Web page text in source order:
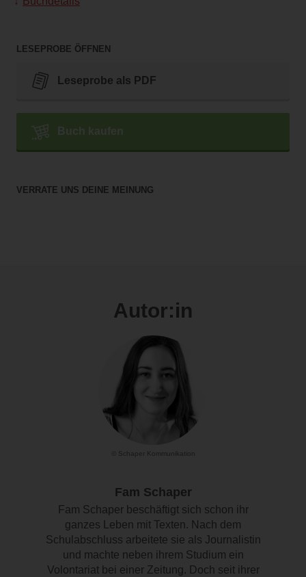
LESEPROBE ÖFFNEN
Leseprobe als PDF
Buch kaufen
VERRATE UNS DEINE MEINUNG
Autor:in
© Schaper Kommunikation
Fam Schaper
Fam Schaper beschäftigt sich schon ihr
ganzes Leben mit Texten. Nach dem
Schulabschluss arbeitete sie als Journalistin
und machte neben ihrem Studium ein
Volontariat bei einer Zeitung. Doch seit ihrer